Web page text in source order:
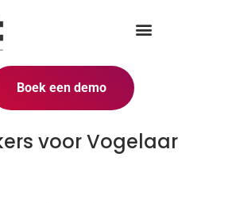
Boek een demo
voor Vogelaar